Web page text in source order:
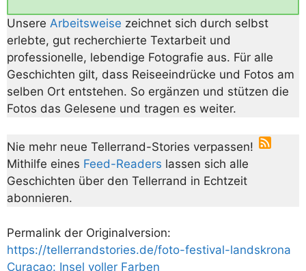
Unsere Arbeitsweise zeichnet sich durch selbst
erlebte, gut recherchierte Textarbeit und
professionelle, lebendige Fotografie aus. Für alle
Geschichten gilt, dass Reiseeindrücke und Fotos am
selben Ort entstehen. So ergänzen und stützen die
Fotos das Gelesene und tragen es weiter.
Nie mehr neue Tellerrand-Stories verpassen!
Mithilfe eines Feed-Readers lassen sich alle
Geschichten über den Tellerrand in Echtzeit
abonnieren.
Permalink der Originalversion:
https://tellerrandstories.de/foto-festival-landskrona
Curaçao: Insel voller Farben